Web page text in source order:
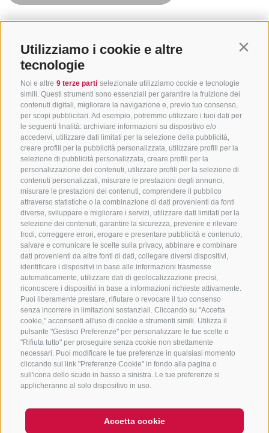
Utilizziamo i cookie e altre
tecnologie
Noi e altre 9 terze parti selezionate utilizziamo cookie e tecnologie
simili. Questi strumenti sono essenziali per garantire la fruizione dei
contenuti digitali, migliorare la navigazione e, previo tuo consenso,
per scopi pubblicitari. Ad esempio, potremmo utilizzare i tuoi dati per
le seguenti finalità: archiviare informazioni su dispositivo e/o
accedervi, utilizzare dati limitati per la selezione della pubblicità,
creare profili per la pubblicità personalizzata, utilizzare profili per la
selezione di pubblicità personalizzata, creare profili per la
personalizzazione dei contenuti, utilizzare profili per la selezione di
contenuti personalizzati, misurare le prestazioni degli annunci,
misurare le prestazioni dei contenuti, comprendere il pubblico
attraverso statistiche o la combinazione di dati provenienti da fonti
diverse, sviluppare e migliorare i servizi, utilizzare dati limitati per la
selezione dei contenuti, garantire la sicurezza, prevenire e rilevare
frodi, correggere errori, erogare e presentare pubblicità e contenuto,
salvare e comunicare le scelte sulla privacy, abbinare e combinare
dati provenienti da altre fonti di dati, collegare diversi dispositivi,
identificare i dispositivi in base alle informazioni trasmesse
automaticamente, utilizzare dati di geolocalizzazione precisi,
riconoscere i dispositivi in base a informazioni richieste attivamente.
Puoi liberamente prestare, rifiutare o revocare il tuo consenso
senza incorrere in limitazioni sostanziali. Cliccando su "Accetta
cookie," acconsenti all'uso di cookie e strumenti simili. Utilizza il
pulsante "Gestisci Preferenze" per personalizzare le tue scelte o
"Rifiuta tutto" per proseguire senza cookie non strettamente
necessari. Puoi modificare le tue preferenze in qualsiasi momento
cliccando sul link "Preferenze Cookie" in fondo alla pagina o
sull'icona dello scudo in basso a sinistra. Le tue preferenze si
applicheranno al solo dispositivo in uso.
Accetta cookie
CONTATTACI
+39 0472 765325/+39 0472 760608/+39 0472
632372
info@sterzing-ratschings.it
NEWSLETTER
Rimani aggiornato sulle nostre offerte
Registrati